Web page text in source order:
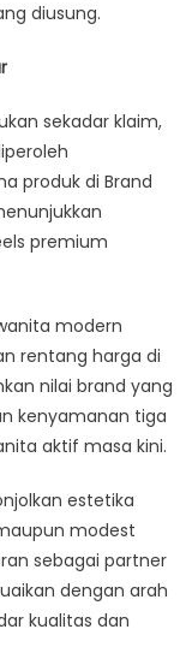
diusung.
sekadar klaim,
produk di Brand
premium
modern
rentang harga di
nilai brand yang
kenyamanan tiga
aktif masa kini.
estetika
modest
sebagai partner
dengan arah
kualitas dan